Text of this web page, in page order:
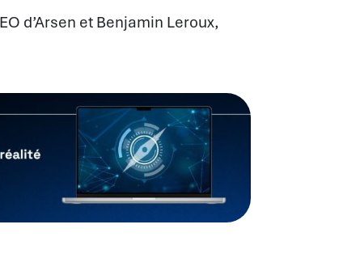
d’Arsen et Benjamin Leroux,